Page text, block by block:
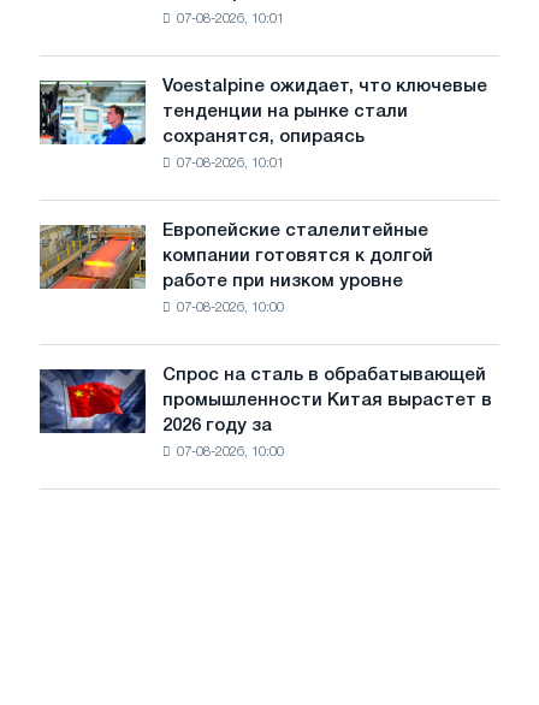
Ярославля
холоднокатаной
стали
из
стран
07-08-2026, 10:01
Voestalpine
ожидает,
что
рынке
стали
сохранятся,
на
диверсификацию
Voestalpine ожидает, что ключевые
тенденции на рынке стали
сохранятся, опираясь
07-08-2026, 10:01
Европейские
сталелитейные
компании
работе
при
низком
воды
Европейские сталелитейные
компании готовятся к долгой
работе при низком уровне
07-08-2026, 10:00
Спрос
на
сталь
Спрос на сталь в обрабатывающей
промышленности Китая вырастет в
2026 году за
07-08-2026, 10:00